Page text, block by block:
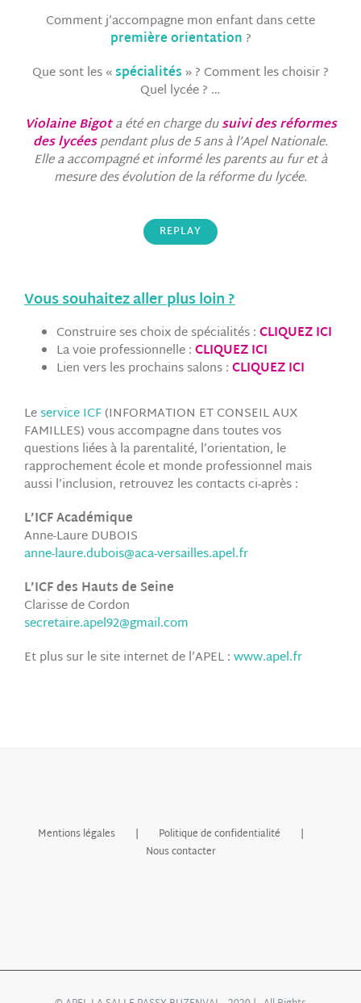
Comment j’accompagne mon enfant dans cette
première orientation ?
Que sont les «spécialités » ? Comment les choisir ?
Quel lycée ? …
Violaine Bigota été en charge dusuivi des réformes
des lycéespendant plus de 5 ans à l’Apel Nationale.
Elle a accompagné et informé les parents au fur et à
mesure des évolution de la réforme du lycée.
REPLAY
Vous souhaitez aller plus loin ?
Construire ses choix de spécialités :CLIQUEZ ICI
La voie professionnelle :CLIQUEZ ICI
Lien vers les prochains salons :CLIQUEZ ICI
Leservice ICF(INFORMATION ET CONSEIL AUX
FAMILLES) vous accompagne dans toutes vos
questions liées à la parentalité, l’orientation, le
rapprochement école et monde professionnel mais
aussi l’inclusion, retrouvez les contactsci-après:
L’ICF Académique
Anne-Laure DUBOIS
anne-laure.dubois@aca-versailles.apel.fr
L’ICF des Hauts de Seine
Clarisse de Cordon
secretaire.apel92@gmail.com
Et plus sur le site internet de l’APEL :www.apel.fr
Mentions légales
Politique de confidentialité
Nous contacter